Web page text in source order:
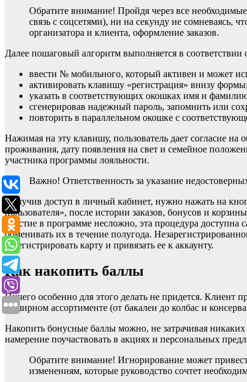
Обратите внимание! Пройдя через все
связь с соцсетями), ни на секунду не сомневаясь,
организатора и клиента, оформление заказов.
Далее пошаговый алгоритм выполняется в
ввести № мобильного, который активен и может
активировать клавишу «регистрация» внизу формы;
указать в соответствующих окошках имя и
сгенерировав надежный пароль, запомнить или
повторить в параллельном окошке с
Нажимая на эту клавишу, пользователь дает согласие на
проживания, дату появления на свет и семейное
участника программы лояльности.
Важно! Ответственность за указание
Получив доступ в личный кабинет, нужно нажать на
пользователя», после истории заказов, бонусов и
участие в программе несложно, эта процедура
обменивать их в течение полугода.
зарегистрировать карту и привязать ее к аккаунту.
Как накопить баллы
Ничего особенно для этого делать не придется.
обширном ассортименте (от бакалеи до колбас и
Накопить бонусные баллы можно, не затрачивая
намерение поучаствовать в акциях и персональных
Обратите внимание! Игнорирование может
изменениям, которые руководство сочтет